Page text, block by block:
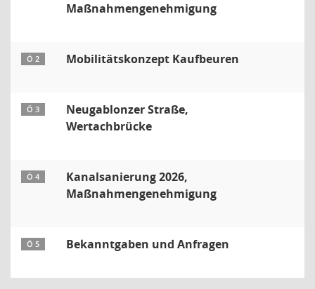
Maßnahmengenehmigung
Ö 2 Mobilitätskonzept Kaufbeuren
Ö 3
Neugablonzer Straße,
Wertachbrücke
Ö 4
Kanalsanierung 2026,
Maßnahmengenehmigung
Ö 5 Bekanntgaben und Anfragen